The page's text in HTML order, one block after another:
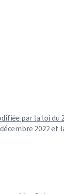
par la loi du
2022 et